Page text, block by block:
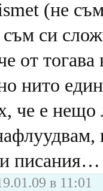
(не
си
от
нито
че е нещо
писания…
в 11:01